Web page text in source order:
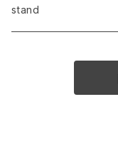
昇進・昇格祝い
stand